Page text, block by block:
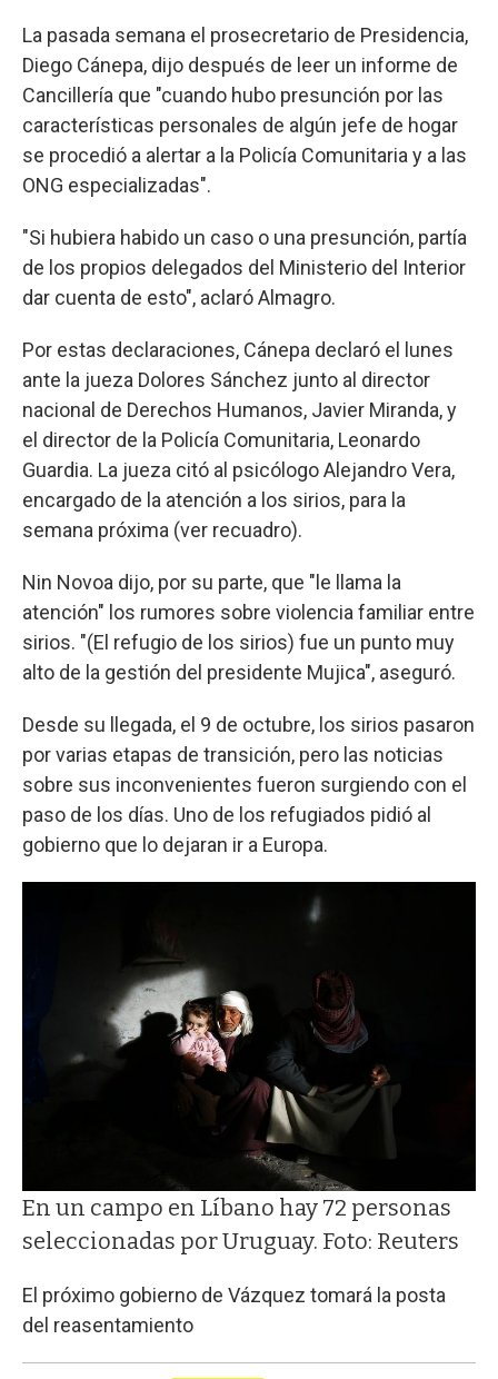
La pasada semana el prosecretario de Presidencia,
Diego Cánepa, dijo después de leer un informe de
Cancillería que "cuando hubo presunción por las
características personales de algún jefe de hogar
se procedió a alertar a la Policía Comunitaria y a las
ONG especializadas".
"Si hubiera habido un caso o una presunción, partía
de los propios delegados del Ministerio del Interior
dar cuenta de esto", aclaró Almagro.
Por estas declaraciones, Cánepa declaró el lunes
ante la jueza Dolores Sánchez junto al director
nacional de Derechos Humanos, Javier Miranda, y
el director de la Policía Comunitaria, Leonardo
Guardia. La jueza citó al psicólogo Alejandro Vera,
encargado de la atención a los sirios, para la
semana próxima (ver recuadro).
Nin Novoa dijo, por su parte, que "le llama la
atención" los rumores sobre violencia familiar entre
sirios. "(El refugio de los sirios) fue un punto muy
alto de la gestión del presidente Mujica", aseguró.
Desde su llegada, el 9 de octubre, los sirios pasaron
por varias etapas de transición, pero las noticias
sobre sus inconvenientes fueron surgiendo con el
paso de los días. Uno de los refugiados pidió al
gobierno que lo dejaran ir a Europa.
En un campo en Líbano hay 72 personas
seleccionadas por Uruguay. Foto: Reuters
El próximo gobierno de Vázquez tomará la posta
del reasentamiento